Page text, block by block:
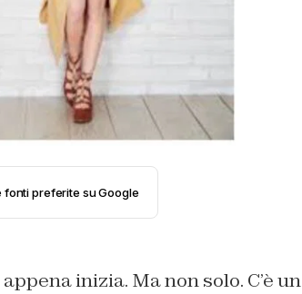
fonti preferite su Google
appena inizia. Ma non solo. C’è un